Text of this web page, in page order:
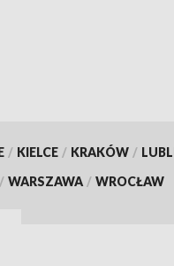
[zdjęcia, wideo,
/ KIELCE / KRAKÓW /
/ WARSZAWA / WROCŁAW